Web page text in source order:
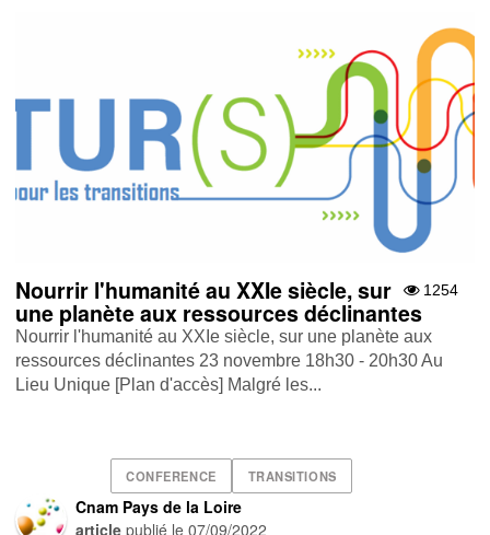
1254
Nourrir l'humanité au XXIe siècle, sur
une planète aux ressources déclinantes
Nourrir l'humanité au XXIe siècle, sur une planète aux
ressources déclinantes 23 novembre 18h30 - 20h30 Au
Lieu Unique [Plan d'accès] Malgré les...
CONFERENCE TRANSITIONS
Cnam Pays de la Loire
article publié le07/09/2022